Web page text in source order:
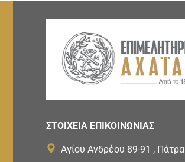
ΣΤΟΙΧΕΙΑ ΕΠΙΚΟΙΝΩΝΙΑΣ
Αγίου Ανδρέου 89-91 , Πάτρα